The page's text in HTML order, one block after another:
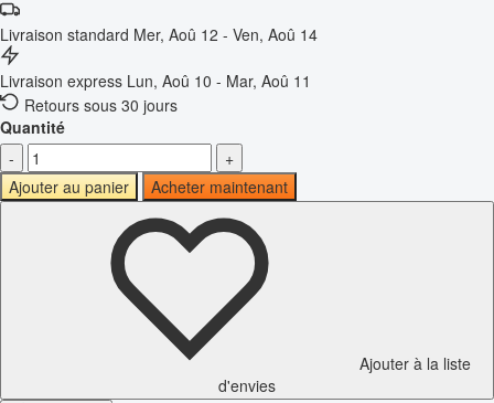
Livraison standard Mer, Aoû 12 - Ven, Aoû 14
Livraison express Lun, Aoû 10 - Mar, Aoû 11
Retours sous 30 jours
Quantité
-
+
Ajouter au panier
Acheter maintenant
Ajouter à la liste
d'envies